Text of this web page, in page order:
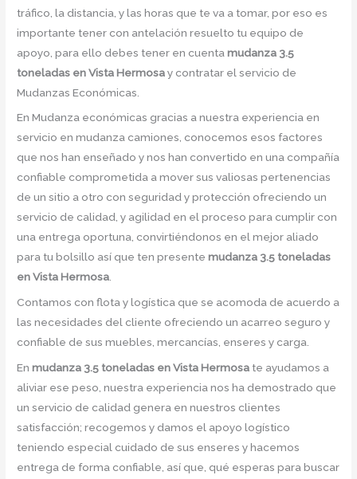
tráfico, la distancia, y las horas que te va a tomar, por eso es
importante tener con antelación resuelto tu equipo de
apoyo, para ello debes tener en cuentamudanza 3.5
toneladas en Vista Hermosay contratar el servicio de
Mudanzas Económicas.
En Mudanza económicas gracias a nuestra experiencia en
servicio en mudanza camiones, conocemos esos factores
que nos han enseñado y nos han convertido en una compañía
confiable comprometida a mover sus valiosas pertenencias
de un sitio a otro con seguridad y protección ofreciendo un
servicio de calidad, y agilidad en el proceso para cumplir con
una entrega oportuna, convirtiéndonos en el mejor aliado
para tu bolsillo así que ten presentemudanza 3.5 toneladas
en Vista Hermosa.
Contamos con flota y logística que se acomoda de acuerdo a
las necesidades del cliente ofreciendo un acarreo seguro y
confiable de sus muebles, mercancías, enseres y carga.
Enmudanza 3.5 toneladas en Vista Hermosa te ayudamos a
aliviar ese peso, nuestra experiencia nos ha demostrado que
un servicio de calidad genera en nuestros clientes
satisfacción; recogemos y damos el apoyo logístico
teniendo especial cuidado de sus enseres y hacemos
entrega de forma confiable, así que, qué esperas para buscar